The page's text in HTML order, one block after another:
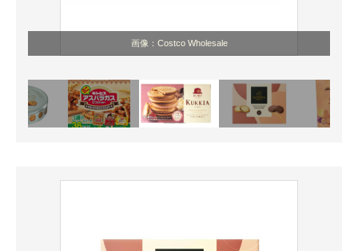
画像：Costco Wholesale